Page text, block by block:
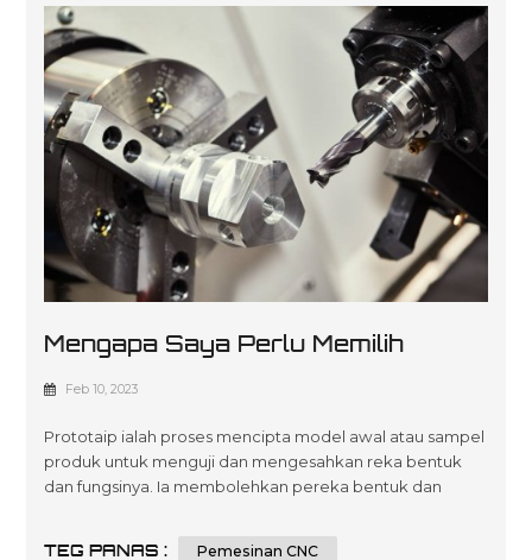
Mengapa Saya Perlu Memilih
Pemesinan CNC Untuk Prototaip?
Feb 10, 2023
Prototaip ialah proses mencipta model awal atau sampel
produk untuk menguji dan mengesahkan reka bentuk
dan fungsinya. Ia membolehkan pereka bentuk dan
TEG PANAS :
Pemesinan CNC